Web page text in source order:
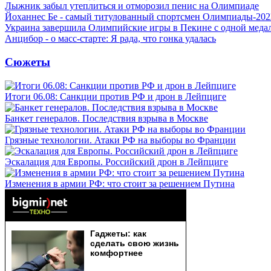
Лыжник забыл утеплиться и отморозил пенис на Олимпиаде
Йоханнес Бе - самый титулованный спортсмен Олимпиады-
Украина завершила Олимпийские игры в Пекине с одной
Анцибор - о масс-старте: Я рада, что гонка удалась
Сюжеты
Итоги 06.08: Санкции против РФ и дрон в Лейпциге
Банкет генералов. Последствия взрыва в Москве
Грязные технологии. Атаки РФ на выборы во Франции
Эскалация для Европы. Российский дрон в Лейпциге
Изменения в армии РФ: что стоит за решением Путина